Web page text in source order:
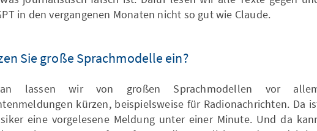
in den vergangenen Monaten nicht so gut wie Claude.
Sie große Sprachmodelle ein?
lassen wir von großen Sprachmodellen vor
kürzen, beispielsweise für Radionachrichten. Da
eine vorgelesene Meldung unter einer Minute. Und da